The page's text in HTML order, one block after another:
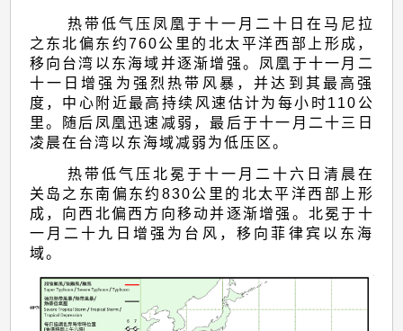
热带低气压凤凰于十一月二十日在马尼拉
之东北偏东约760公里的北太平洋西部上形成，
移向台湾以东海域并逐渐增强。凤凰于十一月二
十一日增强为强烈热带风暴，并达到其最高强
度，中心附近最高持续风速估计为每小时110公
里。随后凤凰迅速减弱，最后于十一月二十三日
凌晨在台湾以东海域减弱为低压区。
热带低气压北冕于十一月二十六日清晨在
关岛之东南偏东约830公里的北太平洋西部上形
成，向西北偏西方向移动并逐渐增强。北冕于十
一月二十九日增强为台风，移向菲律宾以东海
域。